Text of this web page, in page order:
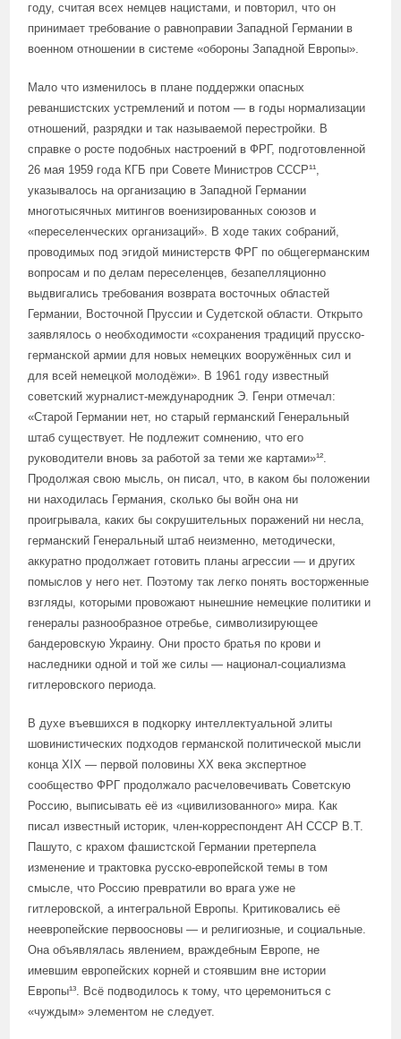
году, считая всех немцев нацистами, и повторил, что он
принимает требование о равноправии Западной Германии в
военном отношении в системе «обороны Западной Европы».
Мало что изменилось в плане поддержки опасных
реваншистских устремлений и потом — в годы нормализации
отношений, разрядки и так называемой перестройки. В
справке о росте подобных настроений в ФРГ, подготовленной
26 мая 1959 года КГБ при Совете Министров СССР¹¹,
указывалось на организацию в Западной Германии
многотысячных митингов военизированных союзов и
«переселенческих организаций». В ходе таких собраний,
проводимых под эгидой министерств ФРГ по общегерманским
вопросам и по делам переселенцев, безапелляционно
выдвигались требования возврата восточных областей
Германии, Восточной Пруссии и Судетской области. Открыто
заявлялось о необходимости «сохранения традиций прусско-
германской армии для новых немецких вооружённых сил и
для всей немецкой молодёжи». В 1961 году известный
советский журналист-международник Э. Генри отмечал:
«Старой Германии нет, но старый германский Генеральный
штаб существует. Не подлежит сомнению, что его
руководители вновь за работой за теми же картами»¹².
Продолжая свою мысль, он писал, что, в каком бы положении
ни находилась Германия, сколько бы войн она ни
проигрывала, каких бы сокрушительных поражений ни несла,
германский Генеральный штаб неизменно, методически,
аккуратно продолжает готовить планы агрессии — и других
помыслов у него нет. Поэтому так легко понять восторженные
взгляды, которыми провожают нынешние немецкие политики и
генералы разнообразное отребье, символизирующее
бандеровскую Украину. Они просто братья по крови и
наследники одной и той же силы — национал-социализма
гитлеровского периода.
В духе въевшихся в подкорку интеллектуальной элиты
шовинистических подходов германской политической мысли
конца XIX — первой половины XX века экспертное
сообщество ФРГ продолжало расчеловечивать Советскую
Россию, выписывать её из «цивилизованного» мира. Как
писал известный историк, член-корреспондент АН СССР В.Т.
Пашуто, с крахом фашистской Германии претерпела
изменение и трактовка русско-европейской темы в том
смысле, что Россию превратили во врага уже не
гитлеровской, а интегральной Европы. Критиковались её
неевропейские первоосновы — и религиозные, и социальные.
Она объявлялась явлением, враждебным Европе, не
имевшим европейских корней и стоявшим вне истории
Европы¹³. Всё подводилось к тому, что церемониться с
«чуждым» элементом не следует.